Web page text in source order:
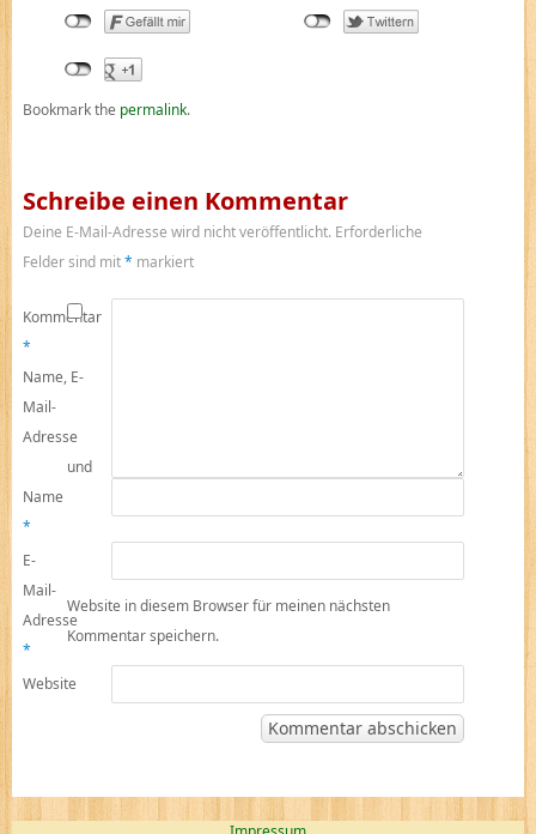
Bookmark the permalink.
Schreibe einen Kommentar
Deine E-Mail-Adresse wird nicht veröffentlicht. Erforderliche
Felder sind mit* markiert
Kommentar
*
Name
*
E-
Mail-
Adresse
*
Website
Name, E-
Mail-
Adresse
und
Website in diesem Browser für meinen nächsten
Kommentar speichern.